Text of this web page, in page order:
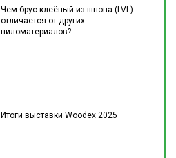
Чем брус клеёный из шпона (LVL)
отличается от других
пиломатериалов?
Итоги выставки Woodex 2025